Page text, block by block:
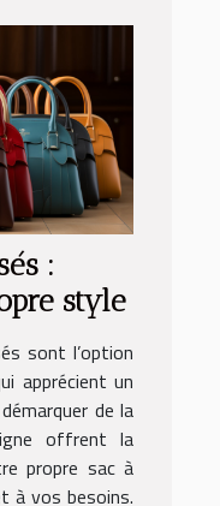
:
style
sont l’option
apprécient un
de la
offrent la
propre sac à
à vos besoins.